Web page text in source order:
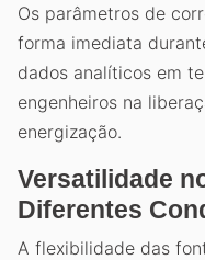
Os parâmetros de
forma imediata
dados analíticos em
engenheiros na
energização.
Versatilidade
Diferentes
A flexibilidade das